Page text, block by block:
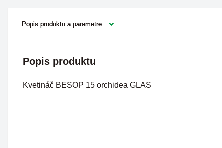
Popis produktu a parametre
Popis produktu
Kvetináč BESOP 15 orchidea GLAS